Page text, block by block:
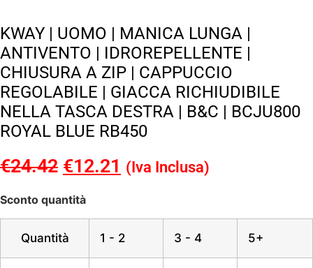
KWAY | UOMO | MANICA LUNGA |
ANTIVENTO | IDROREPELLENTE |
CHIUSURA A ZIP | CAPPUCCIO
REGOLABILE | GIACCA RICHIUDIBILE
NELLA TASCA DESTRA | B&C | BCJU800
ROYAL BLUE RB450
€24.42 Il
prezzo
originale
era:
€24.42.
€12.21 Il
è:
€12.21.
(Iva Inclusa)
Sconto quantità
Quantità 1 - 2 3 - 4 5+